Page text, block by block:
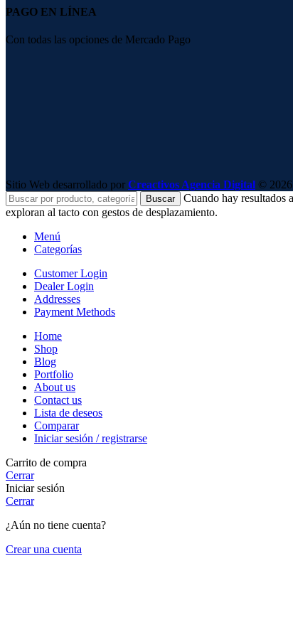
PAGO EN LÍNEA
Con todas las opciones de Mercado Pago
Sitio Web desarrollado por Creactivos Agencia Digital © 2026
Buscar
Cuando hay resultados
exploran al tacto con gestos de desplazamiento.
Menú
Categorías
Customer Login
Dealer Login
Addresses
Payment Methods
Home
Shop
Blog
Portfolio
About us
Contact us
Lista de deseos
Comparar
Iniciar sesión / registrarse
Carrito de compra
Cerrar
Iniciar sesión
Cerrar
¿Aún no tiene cuenta?
Crear una cuenta